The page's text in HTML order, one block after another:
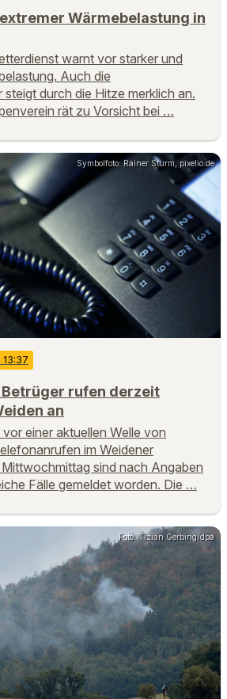
Wärmebelastung in
warnt vor starker und
Auch die
durch die Hitze merklich an.
rät zu Vorsicht bei …
Symbolfoto: Rainer Sturm, pixelio.de
13:37
rufen derzeit
an
einer aktuellen Welle von
im Weidener
sind nach Angaben
Fälle gemeldet worden. Die …
Foto: Tizian Gerbing/dpa